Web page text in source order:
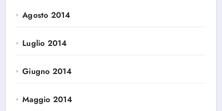
Agosto 2014
Luglio 2014
Giugno 2014
Maggio 2014